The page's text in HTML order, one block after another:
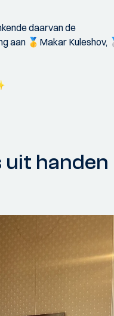
daarvan de
aan 🥇Makar Kuleshov,
handen